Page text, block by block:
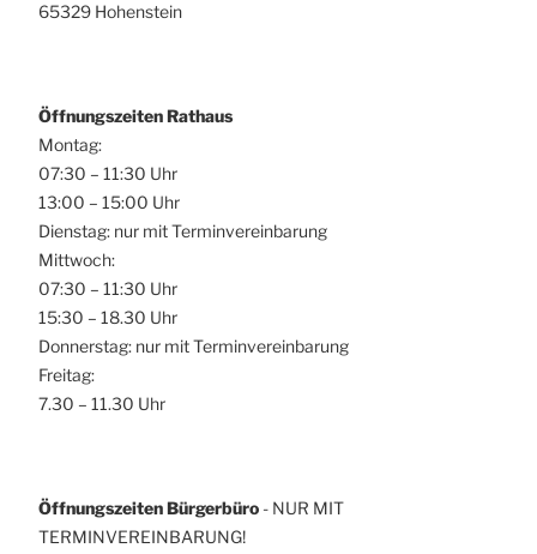
65329 Hohenstein
Öffnungszeiten Rathaus
Montag:
07:30 – 11:30 Uhr
13:00 – 15:00 Uhr
Dienstag: nur mit Terminvereinbarung
Mittwoch:
07:30 – 11:30 Uhr
15:30 – 18.30 Uhr
Donnerstag: nur mit Terminvereinbarung
Freitag:
7.30 – 11.30 Uhr
Öffnungszeiten Bürgerbüro - NUR MIT
TERMINVEREINBARUNG!